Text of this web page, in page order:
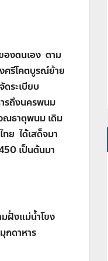
องตนเอง ตาม
ศรีโคตบูรณ์ย้าย
ระเบียบ
รถึงนครพนม
ณธาตุพนม เดิม
ย ได้เสด็จมา
เป็นต้นมา
ฝั่งแม่น้ำโขง
กดาหาร